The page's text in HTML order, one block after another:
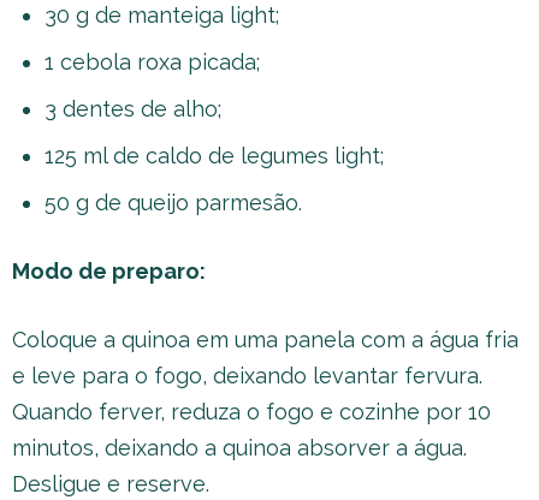
30 g de manteiga light;
1 cebola roxa picada;
3 dentes de alho;
125 ml de caldo de legumes light;
50 g de queijo parmesão.
Modo de preparo:
Coloque a quinoa em uma panela com a água fria
e leve para o fogo, deixando levantar fervura.
Quando ferver, reduza o fogo e cozinhe por 10
minutos, deixando a quinoa absorver a água.
Desligue e reserve.